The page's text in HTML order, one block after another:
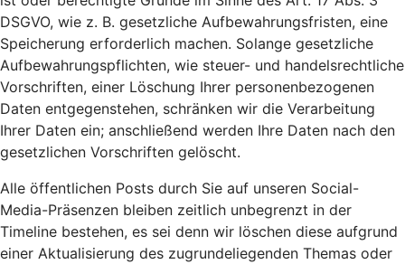
DSGVO, wie z. B. gesetzliche Aufbewahrungsfristen, eine
Speicherung erforderlich machen. Solange gesetzliche
Aufbewahrungspflichten, wie steuer- und handelsrechtliche
Vorschriften, einer Löschung Ihrer personenbezogenen
Daten entgegenstehen, schränken wir die Verarbeitung
Ihrer Daten ein; anschließend werden Ihre Daten nach den
gesetzlichen Vorschriften gelöscht.
Alle öffentlichen Posts durch Sie auf unseren Social-
Media-Präsenzen bleiben zeitlich unbegrenzt in der
Timeline bestehen, es sei denn wir löschen diese aufgrund
einer Aktualisierung des zugrundeliegenden Themas oder